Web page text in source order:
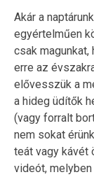
Akár a
egyértelműen
csak
erre az
elővesszük a
a hideg üdítők
(vagy forralt
nem sokat
teát vagy kávét
videót,